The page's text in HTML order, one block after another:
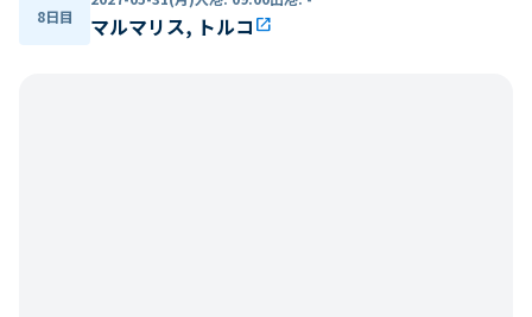
8日目 マルマリス, トルコ open_in_new